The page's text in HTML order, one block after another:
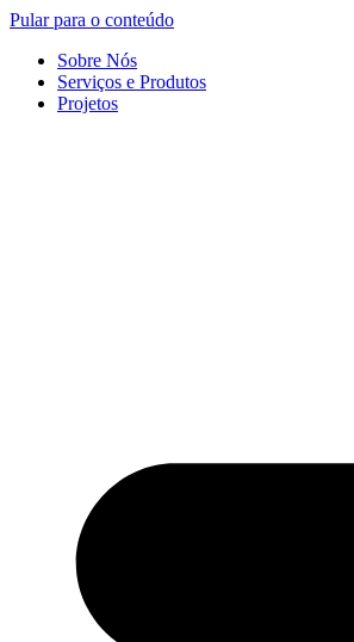
Pular para o conteúdo
Sobre Nós
Serviços e Produtos
Projetos